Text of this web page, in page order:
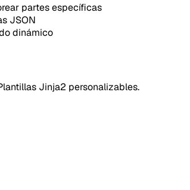
partes específicas
JSON
dinámico
Jinja2 personalizables.